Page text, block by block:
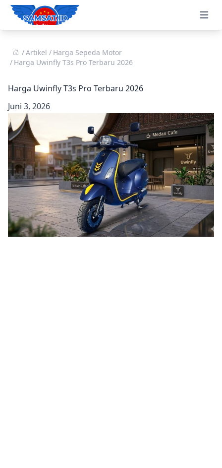
Open
Artikel
Harga Sepeda Motor
Harga Uwinfly T3s Pro Terbaru 2026
Harga Uwinfly T3s Pro Terbaru 2026
Juni 3, 2026